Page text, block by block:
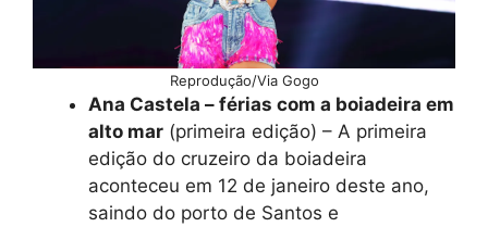
Reprodução/Via Gogo
Ana Castela – férias com a boiadeira em
alto mar (primeira edição) – A primeira
edição do cruzeiro da boiadeira
aconteceu em 12 de janeiro deste ano,
saindo do porto de Santos e